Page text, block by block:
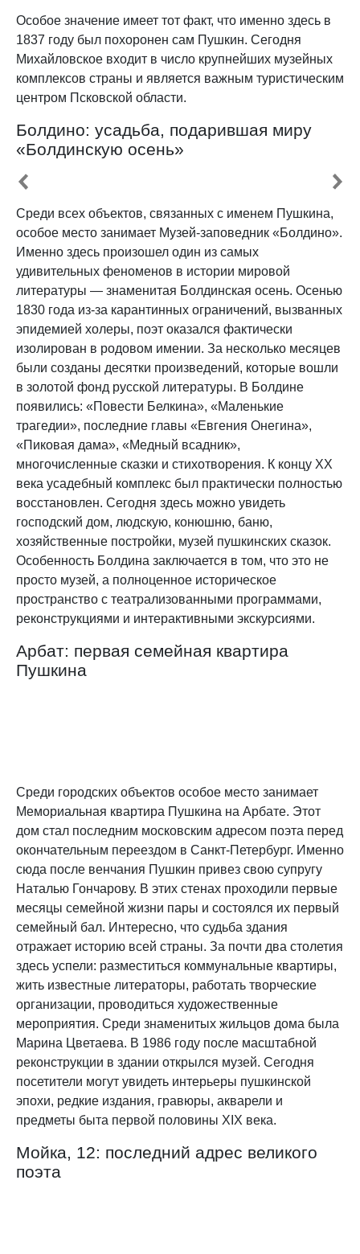
Особое значение имеет тот факт, что именно здесь в
1837 году был похоронен сам Пушкин. Сегодня
Михайловское входит в число крупнейших музейных
комплексов страны и является важным туристическим
центром Псковской области.
Болдино: усадьба, подарившая миру
«Болдинскую осень»
Среди всех объектов, связанных с именем Пушкина,
особое место занимает Музей-заповедник «Болдино».
Именно здесь произошел один из самых
удивительных феноменов в истории мировой
литературы — знаменитая Болдинская осень. Осенью
1830 года из-за карантинных ограничений, вызванных
эпидемией холеры, поэт оказался фактически
изолирован в родовом имении. За несколько месяцев
были созданы десятки произведений, которые вошли
в золотой фонд русской литературы. В Болдине
появились: «Повести Белкина», «Маленькие
трагедии», последние главы «Евгения Онегина»,
«Пиковая дама», «Медный всадник»,
многочисленные сказки и стихотворения. К концу XX
века усадебный комплекс был практически полностью
восстановлен. Сегодня здесь можно увидеть
господский дом, людскую, конюшню, баню,
хозяйственные постройки, музей пушкинских сказок.
Особенность Болдина заключается в том, что это не
просто музей, а полноценное историческое
пространство с театрализованными программами,
реконструкциями и интерактивными экскурсиями.
Арбат: первая семейная квартира
Пушкина
Среди городских объектов особое место занимает
Мемориальная квартира Пушкина на Арбате. Этот
дом стал последним московским адресом поэта перед
окончательным переездом в Санкт-Петербург. Именно
сюда после венчания Пушкин привез свою супругу
Наталью Гончарову. В этих стенах проходили первые
месяцы семейной жизни пары и состоялся их первый
семейный бал. Интересно, что судьба здания
отражает историю всей страны. За почти два столетия
здесь успели: разместиться коммунальные квартиры,
жить известные литераторы, работать творческие
организации, проводиться художественные
мероприятия. Среди знаменитых жильцов дома была
Марина Цветаева. В 1986 году после масштабной
реконструкции в здании открылся музей. Сегодня
посетители могут увидеть интерьеры пушкинской
эпохи, редкие издания, гравюры, акварели и
предметы быта первой половины XIX века.
Мойка, 12: последний адрес великого
поэта